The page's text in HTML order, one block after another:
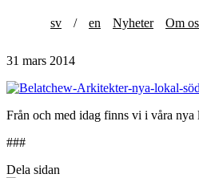
sv / en Nyheter Om
31 mars 2014
Från och med idag finns vi i våra nya
###
Dela sidan